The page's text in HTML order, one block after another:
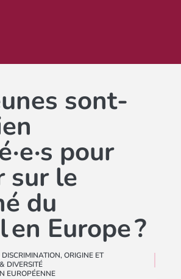
sont-
pour
sur le
du
Europe ?
DISCRIMINATION,ORIGINE ET
DIVERSITÉ
EUROPÉENNE